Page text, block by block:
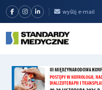
wyślij e-mail